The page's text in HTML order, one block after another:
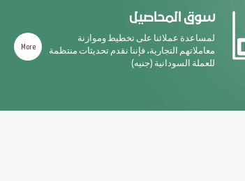
سوق المحاصيل
لمساعدة عملائنا على تخطيط وموازنة
معاملاتهم التجارية، فإننا نقدم تحديثات منتظمة
للعملة السودانية (جنيه)
More